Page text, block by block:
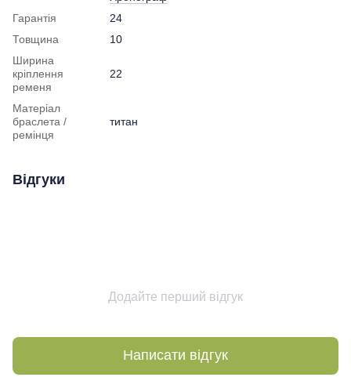
Гарантія
24
Товщина
10
Ширина
кріплення
ременя
22
Матеріал
браслета /
ремінця
титан
Відгуки
Додайте перший відгук
Написати відгук